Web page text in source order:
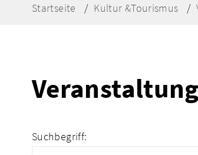
Startseite Kultur &Tourismus
Suchbegriff: